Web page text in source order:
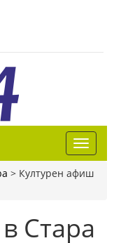
> Културен афиш
Стара